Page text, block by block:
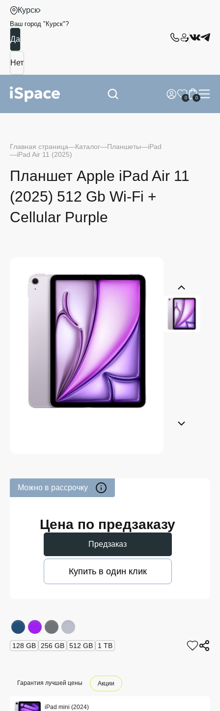
Курск
Ваш город " Курск"?
0 0
Главная страница Каталог Планшеты
iPad
iPad Air 11 (2025)
Планшет Apple iPad Air 11
(2025) 512 Gb Wi-Fi +
Cellular Purple
Можно в рассрочку
Цена по предзаказу
Предзаказ
Купить в один клик
128 GB 256 GB 512 GB 1 TB
Гарантия лучшей цены Акции
iPad mini (2024)